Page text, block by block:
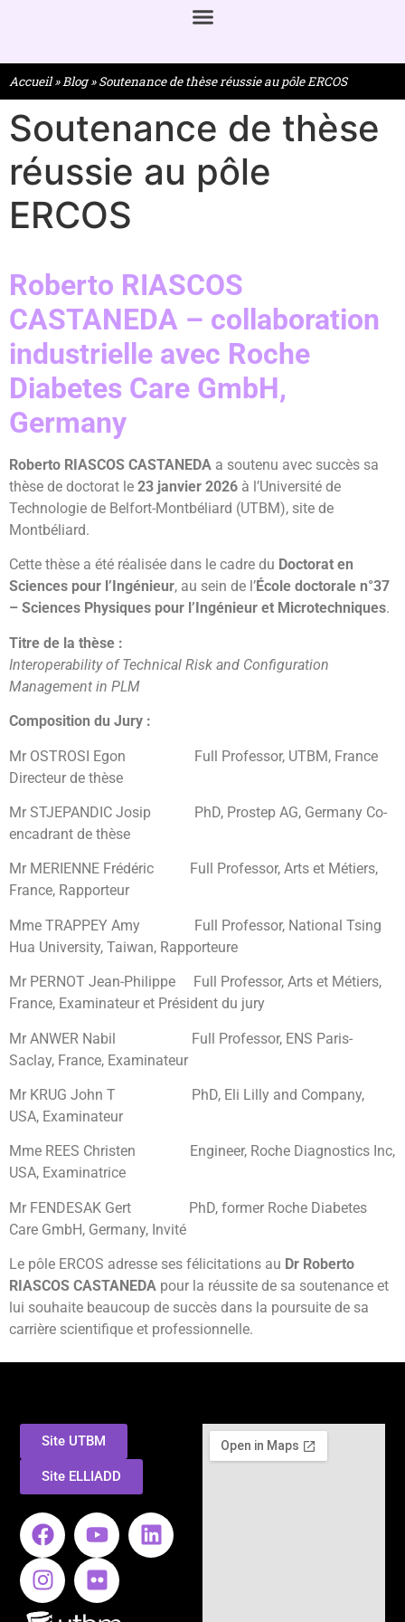
Accueil»Blog»Soutenance de thèse réussie au pôle ERCOS
Soutenance de thèse
réussie au pôle
ERCOS
Roberto RIASCOS
CASTANEDA – collaboration
industrielle avec Roche
Diabetes Care GmbH,
Germany
Roberto RIASCOS CASTANEDA a soutenu avec succès sa
thèse de doctorat le 23 janvier 2026 à l’Université de
Technologie de Belfort-Montbéliard (UTBM), site de
Montbéliard.
Cette thèse a été réalisée dans le cadre du Doctorat en
Sciences pour l’Ingénieur, au sein de l’École doctorale n°37
– Sciences Physiques pour l’Ingénieur et Microtechniques.
Titre de la thèse :
Interoperability of Technical Risk and Configuration
Management in PLM
Composition du Jury :
Mr OSTROSI Egon Full Professor, UTBM, France
Directeur de thèse
Mr STJEPANDIC Josip PhD, Prostep AG, Germany Co-
encadrant de thèse
Mr MERIENNE Frédéric Full Professor, Arts et Métiers,
France, Rapporteur
Mme TRAPPEY Amy Full Professor, National Tsing
Hua University, Taiwan, Rapporteure
Mr PERNOT Jean-Philippe Full Professor, Arts et Métiers,
France, Examinateur et Président du jury
Mr ANWER Nabil Full Professor, ENS Paris-
Saclay, France, Examinateur
Mr KRUG John T PhD, Eli Lilly and Company,
USA, Examinateur
Mme REES Christen Engineer, Roche Diagnostics Inc,
USA, Examinatrice
Mr FENDESAK Gert PhD, former Roche Diabetes
Care GmbH, Germany, Invité
Le pôle ERCOS adresse ses félicitations au Dr Roberto
RIASCOS CASTANEDA pour la réussite de sa soutenance et
lui souhaite beaucoup de succès dans la poursuite de sa
carrière scientifique et professionnelle.
Site UTBM
Site ELLIADD